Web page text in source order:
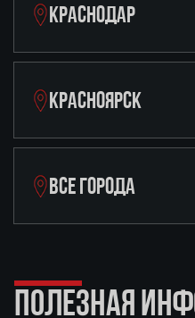
КРАСНОДАР
КРАСНОЯРСК
ВСЕ ГОРОДА
ПОЛЕЗНАЯ